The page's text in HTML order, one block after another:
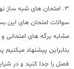
3. امتحان های شبه ساز نهایی + 3 امتحان نهایی اخیر
سوالات امتحان های این
مشابه برگه های
بنابراین پیشنهاد
فصل را جدا کنید و در